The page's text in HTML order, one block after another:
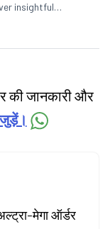
insightful
IPO, economy,
की जानकारी और
मेगा ऑर्डर